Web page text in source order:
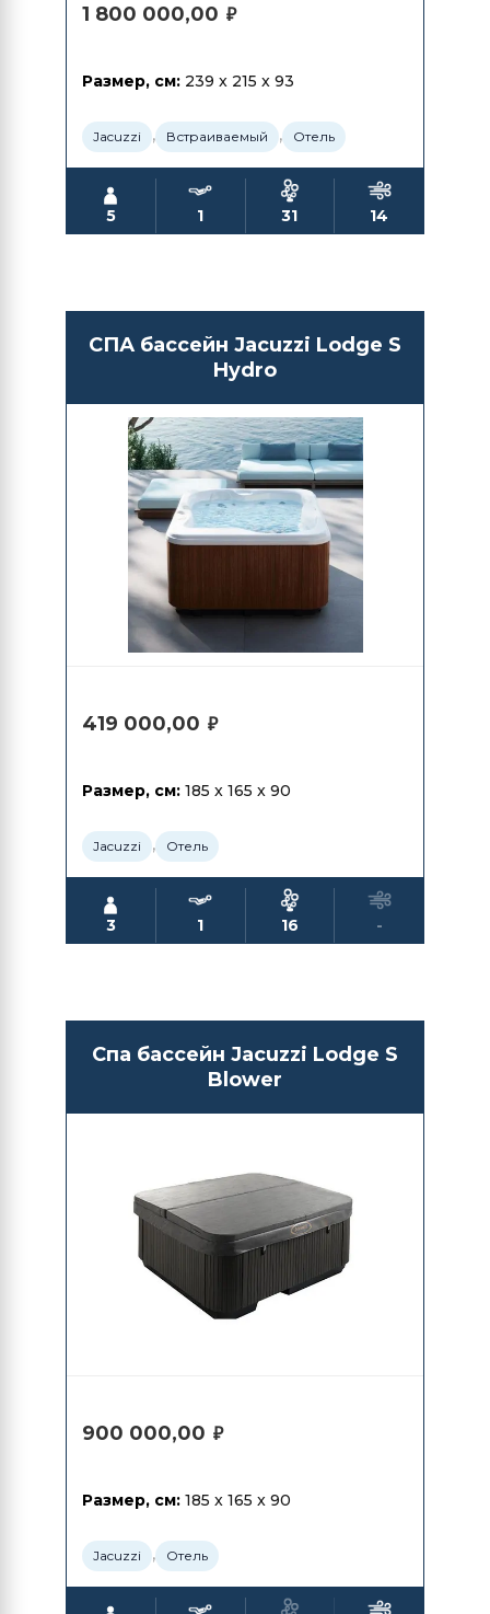
1 800 000,00 ₽
Размер, см: 239 x 215 x 93
Jacuzzi , Встраиваемый , Отель
5 1 31 14
СПА бассейн Jacuzzi Lodge S
Hydro
419 000,00 ₽
Размер, см: 185 x 165 x 90
Jacuzzi , Отель
3 1 16 -
Спа бассейн Jacuzzi Lodge S
Blower
900 000,00 ₽
Размер, см: 185 x 165 x 90
Jacuzzi , Отель